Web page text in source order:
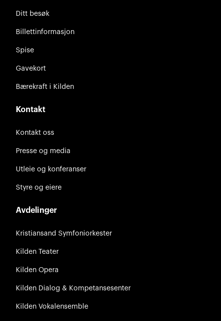
Ditt besøk
Billettinformasjon
Spise
Gavekort
Bærekraft i Kilden
Kontakt
Kontakt oss
Presse og media
Utleie og konferanser
Styre og eiere
Avdelinger
Kristiansand Symfoniorkester
Kilden Teater
Kilden Opera
Kilden Dialog & Kompetansesenter
Kilden Vokalensemble